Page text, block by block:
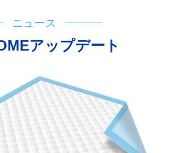
ニュース
アップデート